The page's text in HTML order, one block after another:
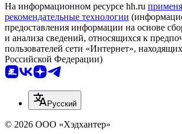
На информационном ресурсе hh.ru
рекомендательные технологии
предоставления информации на основе
и анализа сведений, относящихся к
пользователей сети «Интернет»,
Российской Федерации)
Русский
© 2026 ООО «Хэдхантер»